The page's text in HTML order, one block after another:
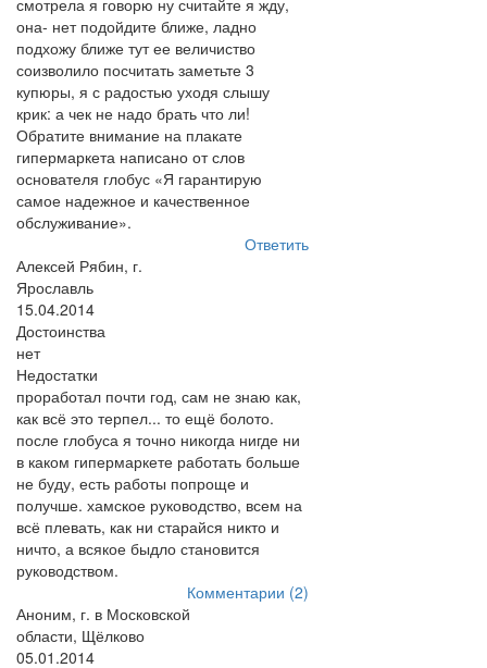
смотрела я говорю ну считайте я жду,
она- нет подойдите ближе, ладно
подхожу ближе тут ее величиство
соизволило посчитать заметьте 3
купюры, я с радостью уходя слышу
крик: а чек не надо брать что ли!
Обратите внимание на плакате
гипермаркета написано от слов
основателя глобус «Я гарантирую
самое надежное и качественное
обслуживание».
Ответить
Алексей Рябин, г.
Ярославль
15.04.2014
Достоинства
нет
Недостатки
проработал почти год, сам не знаю как,
как всё это терпел... то ещё болото.
после глобуса я точно никогда нигде ни
в каком гипермаркете работать больше
не буду, есть работы попроще и
получше. хамское руководство, всем на
всё плевать, как ни старайся никто и
ничто, а всякое быдло становится
руководством.
Комментарии (2)
Аноним, г. в Московской
области, Щёлково
05.01.2014